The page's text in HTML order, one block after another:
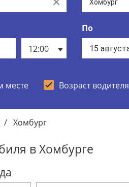
Clear
12:00
По
месте Возраст
/ Хомбург
в Хомбурге